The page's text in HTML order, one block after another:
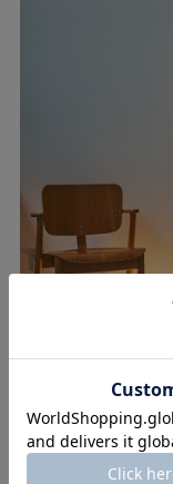
趣味を思いっきり楽
【Total】￥497,200